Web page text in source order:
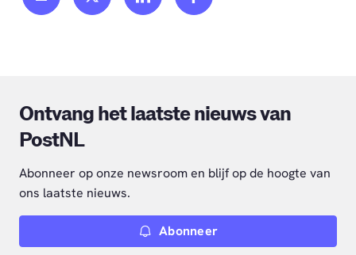
Ontvang het laatste nieuws van
PostNL
Abonneer op onze newsroom en blijf op de hoogte van
ons laatste nieuws.
Abonneer